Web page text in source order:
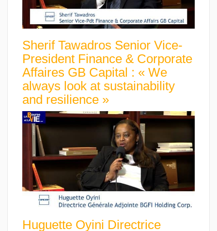
Sherif Tawadros Senior Vice-
President Finance & Corporate
Affaires GB Capital : « We
always look at sustainability
and resilience »
Huguette Oyini Directrice